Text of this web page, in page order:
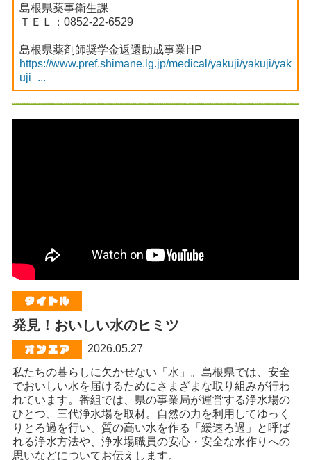
島根県薬事衛生課
ＴＥＬ：0852-22-6529
島根県薬剤師奨学金返還助成事業HP
https://www.pref.shimane.lg.jp/medical/yakuji/yakuji/yak
uji_...
発見！おいしい水のヒミツ
2026.05.27
私たちの暮らしに欠かせない「水」。島根県では、安全
でおいしい水を届けるためにさまざまな取り組みが行わ
れています。番組では、県の事業局が運営する浄水場の
ひとつ、三代浄水場を取材。自然の力を利用してゆっく
りとろ過を行い、質の高い水を作る「緩速ろ過」と呼ば
れる浄水方法や、浄水場職員の安心・安全な水作りへの
思いなどについてお伝えします。